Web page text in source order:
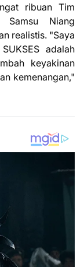
ribuan Tim
Samsu Niang
realistis. "Saya
adalah
keyakinan
kemenangan,"